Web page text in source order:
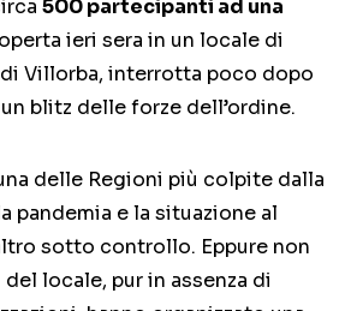
500 partecipanti ad una
ieri sera in un locale di
di Villorba, interrotta poco dopo
blitz delle forze dell’ordine.
delle Regioni più colpite dalla
pandemia e la situazione al
sotto controllo. Eppure non
locale, pur in assenza di